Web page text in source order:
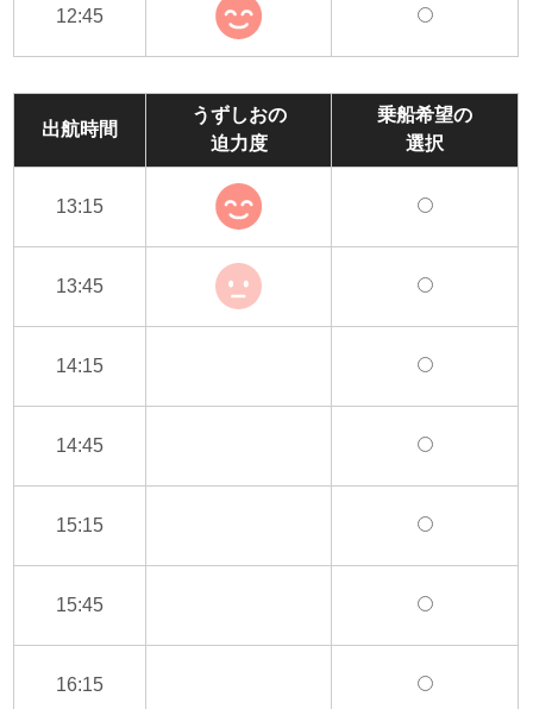
12:45
出航時間
うずしおの
迫力度
乗船希望の
選択
13:15
13:45
14:15
14:45
15:15
15:45
16:15